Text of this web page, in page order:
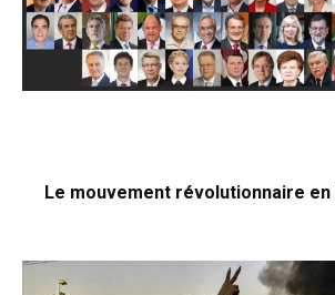
Le mouvement révolutionnaire en